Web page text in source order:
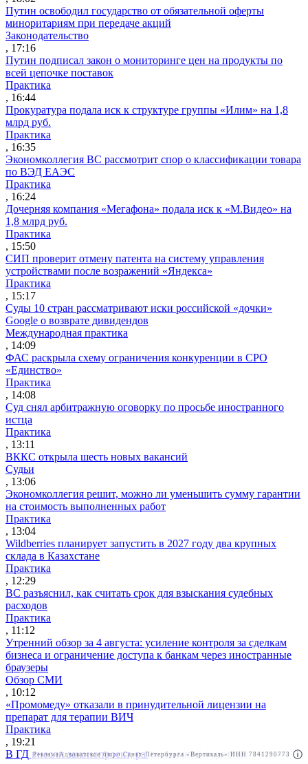
РекламаАО"Право.ру" ИНН: 7708095468
Путин освободил государство от обязательной оферты
миноритариям при передаче акций
Законодательство
, 17:16
Путин подписал закон о мониторинге цен на продукты по
всей цепочке поставок
Практика
, 16:44
Прокуратура подала иск к структуре группы «Илим» на 1,8
млрд руб.
Практика
, 16:35
Экономколлегия ВС рассмотрит спор о классификации товара
по ВЭД ЕАЭС
Практика
, 16:24
Дочерняя компания «Мегафона» подала иск к «М.Видео» на
1,8 млрд руб.
Практика
, 15:50
СИП проверит отмену патента на систему управления
устройствами после возражений «Яндекса»
Практика
, 15:17
Суды 10 стран рассматривают иски российской «дочки»
Google о возврате дивидендов
Международная практика
, 14:09
ФАС раскрыла схему ограничения конкуренции в СРО
«Единство»
Практика
, 14:08
Суд снял арбитражную оговорку по просьбе иностранного
истца
Практика
, 13:11
ВККС открыла шесть новых вакансий
Судьи
, 13:06
Экономколлегия решит, можно ли уменьшить сумму гарантии
на стоимость выполненных работ
Практика
, 13:04
Wildberries планирует запустить в 2027 году два крупных
склада в Казахстане
Практика
, 12:29
ВС разъяснил, как считать срок для взыскания судебных
расходов
Практика
, 11:12
Утренний обзор за 4 августа: усиление контроля за сделкам
бизнеса и ограничение доступа к банкам через иностранные
браузеры
Обзор СМИ
, 10:12
«Промомеду» отказали в принудительной лицензии на
препарат для терапии ВИЧ
Практика
, 19:21
В ГД внесли законопроект, разрешающий туристам
РекламаАдвокатское бюро Санкт-Петербурга «Вертикаль» ИНН 7841290773